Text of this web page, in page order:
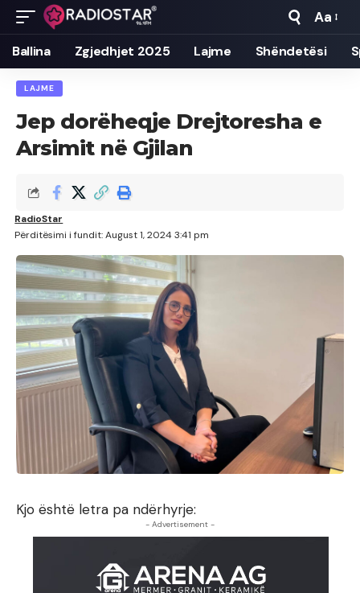
Font
Resizer
Aa
Ballina Zgjedhjet 2025 Lajme Shëndetësi
LAJME
Jep dorëheqje Drejtoresha e
Arsimit në Gjilan
Përditësimi i fundit: August 1, 2024 3:41 pm
RadioStar
Kjo është letra pa ndërhyrje:
- Advertisement -